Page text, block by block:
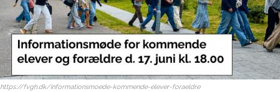
https://fvgh.dk/informationsmoede-kommende-elever-foraeldre